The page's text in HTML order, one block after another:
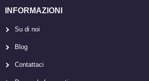
INFORMAZIONI
Su di noi
Blog
Contattaci